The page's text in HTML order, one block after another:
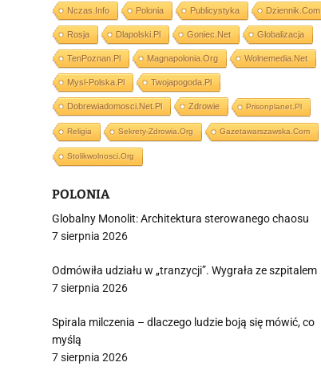
Nczas.info Polonia Publicystyka Dziennik.com
Rosja Dlapolski.pl Goniec.net Globalizacja
TenPoznan.pl Magnapolonia.org Wolnemedia.net
Mysl-Polska.pl Twojapogoda.pl
Dobrewiadomosci.net.pl Zdrowie Prisonplanet.pl
Religia Sekrety-Zdrowia.org Gazetawarszawska.com
Stolikwolnosci.org
POLONIA
Globalny Monolit: Architektura sterowanego chaosu
7 sierpnia 2026
Odmówiła udziału w „tranzycji”. Wygrała ze szpitalem
7 sierpnia 2026
Spirala milczenia – dlaczego ludzie boją się mówić, co
myślą
7 sierpnia 2026